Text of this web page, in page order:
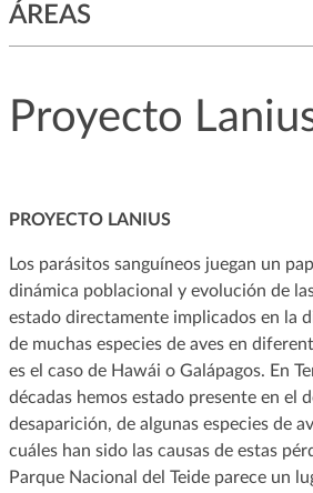
ÁREAS
Proyecto
PROYECTO LANIUS
Los parásitos sanguíneos juegan un
dinámica poblacional y evolución de
estado directamente implicados en la
de muchas especies de aves en
es el caso de Hawái o Galápagos. En
décadas hemos estado presente en el
desaparición, de algunas especies de
cuáles han sido las causas de estas
Parque Nacional del Teide parece un